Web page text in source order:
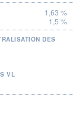
1,63 %
1,5 %
DES
VL